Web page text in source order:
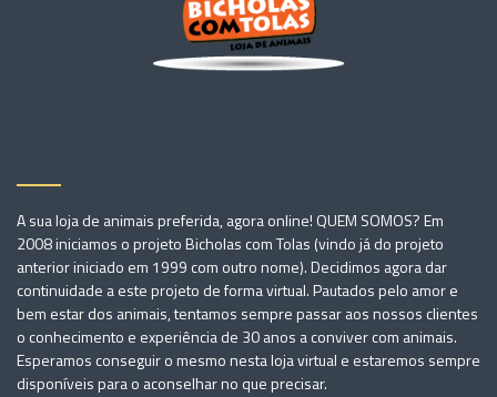
A sua loja de animais preferida, agora online! QUEM SOMOS? Em
2008 iniciamos o projeto Bicholas com Tolas (vindo já do projeto
anterior iniciado em 1999 com outro nome). Decidimos agora dar
continuidade a este projeto de forma virtual. Pautados pelo amor e
bem estar dos animais, tentamos sempre passar aos nossos clientes
o conhecimento e experiência de 30 anos a conviver com animais.
Esperamos conseguir o mesmo nesta loja virtual e estaremos sempre
disponíveis para o aconselhar no que precisar.